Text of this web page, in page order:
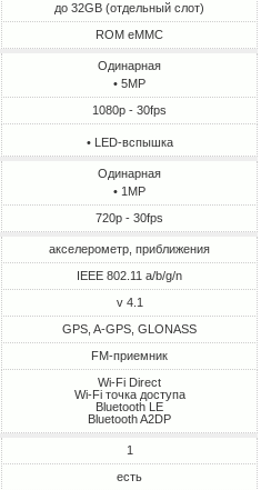
до 32GB (отдельный слот)
ROM eMMC
Одинарная
• 5MP
1080p - 30fps
• LED-вспышка
Одинарная
• 1MP
720p - 30fps
акселерометр, приближения
IEEE 802.11 a/b/g/n
v 4.1
GPS, A-GPS, GLONASS
FM-приемник
Wi-Fi Direct
Wi-Fi точка доступа
Bluetooth LE
Bluetooth A2DP
1
есть